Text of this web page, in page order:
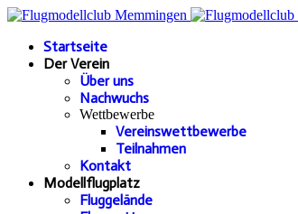
Startseite
Der Verein
Über uns
Nachwuchs
Wettbewerbe
Vereinswettbewerbe
Teilnahmen
Kontakt
Modellflugplatz
Fluggelände